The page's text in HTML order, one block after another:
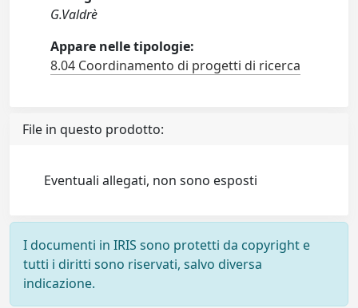
G.Valdrè
Appare nelle tipologie:
8.04 Coordinamento di progetti di ricerca
File in questo prodotto:
Eventuali allegati, non sono esposti
I documenti in IRIS sono protetti da copyright e
tutti i diritti sono riservati, salvo diversa
indicazione.